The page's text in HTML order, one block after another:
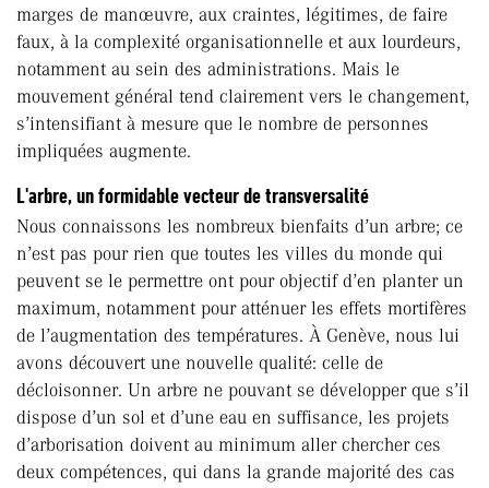
marges de manœuvre, aux craintes, légitimes, de faire
faux, à la complexité organisationnelle et aux lourdeurs,
notamment au sein des administrations. Mais le
mouvement général tend clairement vers le changement,
s’intensifiant à mesure que le nombre de personnes
impliquées augmente.
L'arbre, un formidable vecteur de transversalité
Nous connaissons les nombreux bienfaits d’un arbre; ce
n’est pas pour rien que toutes les villes du monde qui
peuvent se le permettre ont pour objectif d’en planter un
maximum, notamment pour atténuer les effets mortifères
de l’augmentation des températures. À Genève, nous lui
avons découvert une nouvelle qualité: celle de
décloisonner. Un arbre ne pouvant se développer que s’il
dispose d’un sol et d’une eau en suffisance, les projets
d’arborisation doivent au minimum aller chercher ces
deux compétences, qui dans la grande majorité des cas